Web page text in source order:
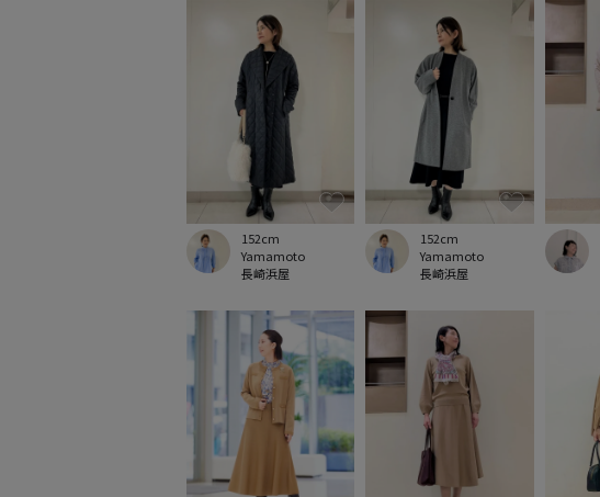
長崎浜屋
Yamamoto
152cm
長崎浜屋
Yamamoto
152cm